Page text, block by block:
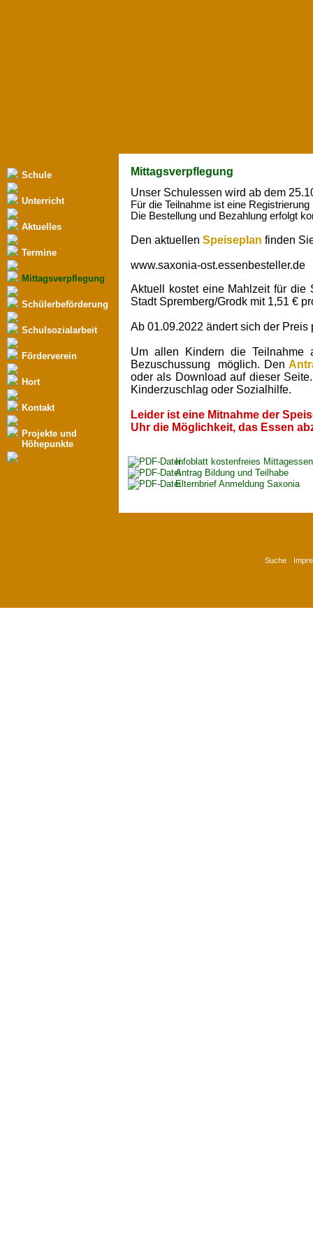
Schule
Unterricht
Aktuelles
Termine
Mittagsverpflegung
Schülerbeförderung
Schulsozialarbeit
Förderverein
Hort
Kontakt
Projekte und
Höhepunkte
Mittagsverpflegung
Unser Schulessen wird ab dem
Für die Teilnahme ist eine
Die Bestellung und Bezahlung erfolgt
Den aktuellen Speiseplan finden
www.saxonia-ost.essenbesteller.de
Aktuell kostet eine Mahlzeit für die
Stadt Spremberg/Grodk mit 1,51 €
Ab 01.09.2022 ändert sich der Preis
Um allen Kindern die Teilnahme
Bezuschussung möglich. Den
oder als Download auf dieser
Kinderzuschlag oder Sozialhilfe.
Leider ist eine Mitnahme der
Uhr die Möglichkeit, das Essen
Infoblatt kostenfreies Mittagessen
Antrag Bildung und Teilhabe
Elternbrief Anmeldung Saxonia
Suche